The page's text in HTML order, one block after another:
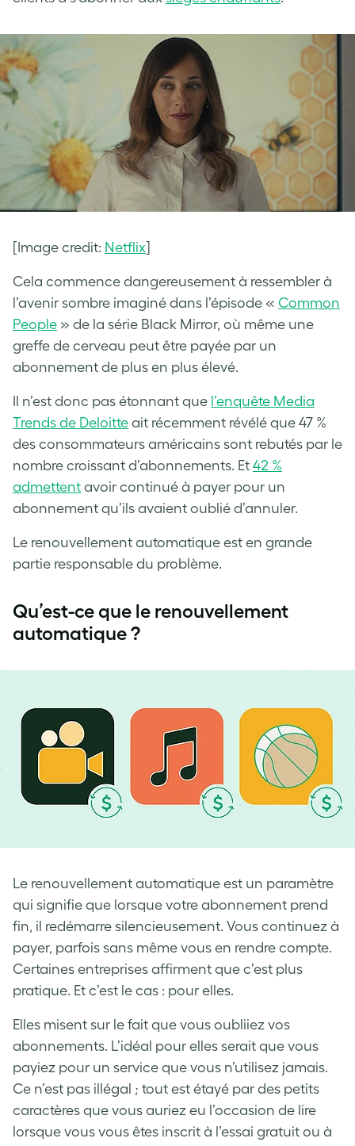
[Image credit: Netflix]
Cela commence dangereusement à ressembler à
l’avenir sombre imaginé dans l’épisode « Common
People » de la série Black Mirror, où même une
greffe de cerveau peut être payée par un
abonnement de plus en plus élevé.
Il n’est donc pas étonnant que l’enquête Media
Trends de Deloitte ait récemment révélé que 47 %
des consommateurs américains sont rebutés par le
nombre croissant d’abonnements. Et 42 %
admettent avoir continué à payer pour un
abonnement qu’ils avaient oublié d’annuler.
Le renouvellement automatique est en grande
partie responsable du problème.
Qu’est-ce que le renouvellement
automatique ?
Le renouvellement automatique est un paramètre
qui signifie que lorsque votre abonnement prend
fin, il redémarre silencieusement. Vous continuez à
payer, parfois sans même vous en rendre compte.
Certaines entreprises affirment que c’est plus
pratique. Et c’est le cas : pour elles.
Elles misent sur le fait que vous oubliiez vos
abonnements. L’idéal pour elles serait que vous
payiez pour un service que vous n’utilisez jamais.
Ce n’est pas illégal ; tout est étayé par des petits
caractères que vous auriez eu l’occasion de lire
lorsque vous vous êtes inscrit à l’essai gratuit ou à